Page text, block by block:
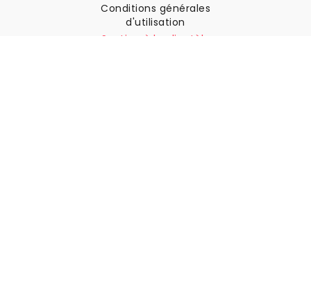
Conditions générales
d'utilisation
Soutien à la clientèle